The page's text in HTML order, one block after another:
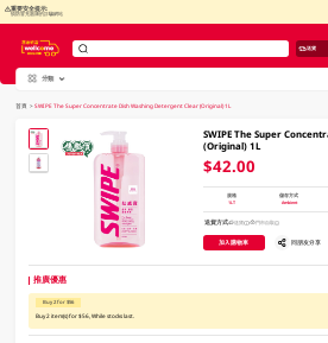
Valid Until 30 June 2026
重要安全提示:
慎防冒充惠康的詐騙網站
送貨
分類
首頁 >SWIPE The Super Concentrate Dish Washing Detergent Clear (Original) 1L
SWIPE The Super
(Original) 1L
$42.00
規格
1LT
儲存方式
Ambient
送貨方式 送貨 門市自取
加入購物車 同朋友分享
推廣優惠
Buy 2 for $56
Buy 2 item(s) for $56, While stocks last.